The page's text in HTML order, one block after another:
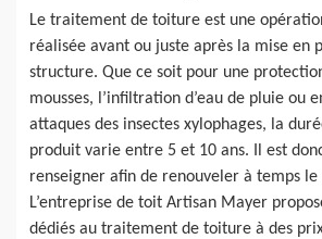
Le traitement de toiture est une
réalisée avant ou juste après la mise en
structure. Que ce soit pour une
mousses, l’infiltration d’eau de pluie ou
attaques des insectes xylophages, la
produit varie entre 5 et 10 ans. Il est
renseigner afin de renouveler à temps
L’entreprise de toit Artisan Mayer
dédiés au traitement de toiture à des